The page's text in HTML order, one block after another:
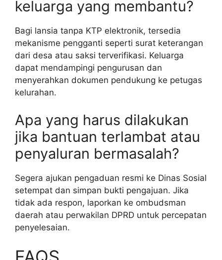
keluarga yang membantu?
Bagi lansia tanpa KTP elektronik, tersedia
mekanisme pengganti seperti surat keterangan
dari desa atau saksi terverifikasi. Keluarga
dapat mendampingi pengurusan dan
menyerahkan dokumen pendukung ke petugas
kelurahan.
Apa yang harus dilakukan
jika bantuan terlambat atau
penyaluran bermasalah?
Segera ajukan pengaduan resmi ke Dinas Sosial
setempat dan simpan bukti pengajuan. Jika
tidak ada respon, laporkan ke ombudsman
daerah atau perwakilan DPRD untuk percepatan
penyelesaian.